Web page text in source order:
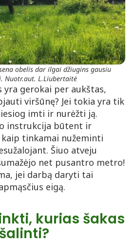
obelis dar ilgai džiugins gausiu
Nuotr.aut. L.Liubertaitė
yra gerokai per aukštas,
viršūnę? Jei tokia yra tik
imti ir nurėžti ją.
instrukcija būtent ir
tinkamai nužeminti
Šiuo atveju
net pusantro metro!
jei darbą daryti tai
eigą.
kurias šakas
šalinti?